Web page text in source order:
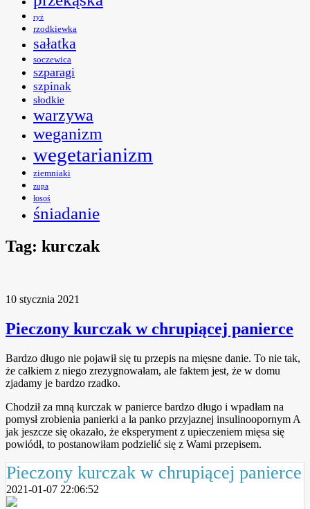
ryż
rzodkiewka
sałatka
soczewica
szparagi
szpinak
słodkie
warzywa
weganizm
wegetarianizm
ziemniaki
zupa
łosoś
śniadanie
Tag: kurczak
10 stycznia 2021
Pieczony kurczak w chrupiącej panierce
Bardzo długo nie pojawił się tu przepis na mięsne danie. To nie tak,
że całkiem z niego zrezygnowałam, ale faktem jest, że w domu
zjadamy je bardzo rzadko.
Chodził za mną kurczak w panierce bardzo długo i wpadłam na
pomysł zrobienia panierki a la panko przyjaznej insulinoopornym A
jak jeszcze się okazało, że eksperyment z upieczeniem mięsa się
powiódł, to postanowiłam podzielić się z Wami przepisem.
Pieczony kurczak w chrupiącej panierce
2021-01-07 22:06:52